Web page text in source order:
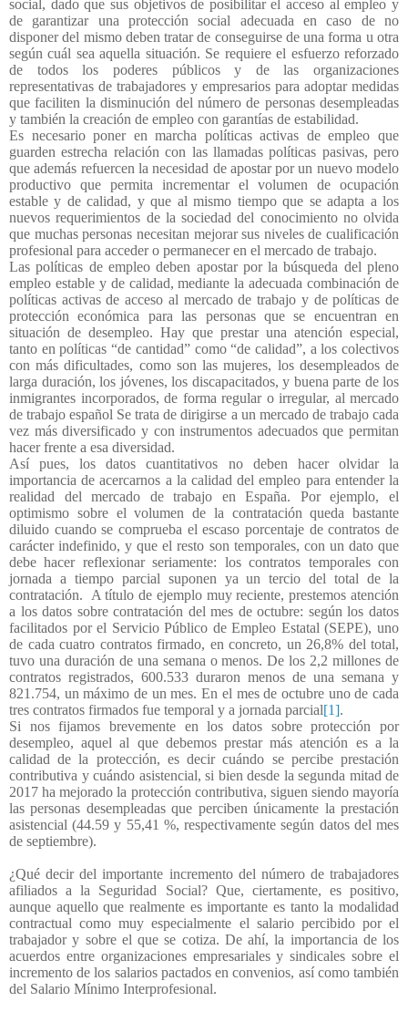
social, dado que sus objetivos de posibilitar el acceso al empleo y
de garantizar una protección social adecuada en caso de no
disponer del mismo deben tratar de conseguirse de una forma u otra
según cuál sea aquella situación. Se requiere el esfuerzo reforzado
de todos los poderes públicos y de las organizaciones
representativas de trabajadores y empresarios para adoptar medidas
que faciliten la disminución del número de personas desempleadas
y también la creación de empleo con garantías de estabilidad.
Es necesario poner en marcha políticas activas de empleo que
guarden estrecha relación con las llamadas políticas pasivas, pero
que además refuercen la necesidad de apostar por un nuevo modelo
productivo que permita incrementar el volumen de ocupación
estable y de calidad, y que al mismo tiempo que se adapta a los
nuevos requerimientos de la sociedad del conocimiento no olvida
que muchas personas necesitan mejorar sus niveles de cualificación
profesional para acceder o permanecer en el mercado de trabajo.
Las políticas de empleo deben apostar por la búsqueda del pleno
empleo estable y de calidad, mediante la adecuada combinación de
políticas activas de acceso al mercado de trabajo y de políticas de
protección económica para las personas que se encuentran en
situación de desempleo. Hay que prestar una atención especial,
tanto en políticas “de cantidad” como “de calidad”, a los colectivos
con más dificultades, como son las mujeres, los desempleados de
larga duración, los jóvenes, los discapacitados, y buena parte de los
inmigrantes incorporados, de forma regular o irregular, al mercado
de trabajo español Se trata de dirigirse a un mercado de trabajo cada
vez más diversificado y con instrumentos adecuados que permitan
hacer frente a esa diversidad.
Así pues, los datos cuantitativos no deben hacer olvidar la
importancia de acercarnos a la calidad del empleo para entender la
realidad del mercado de trabajo en España. Por ejemplo, el
optimismo sobre el volumen de la contratación queda bastante
diluido cuando se comprueba el escaso porcentaje de contratos de
carácter indefinido, y que el resto son temporales, con un dato que
debe hacer reflexionar seriamente: los contratos temporales con
jornada a tiempo parcial suponen ya un tercio del total de la
contratación.
A título de ejemplo muy reciente, prestemos atención
a los datos sobre contratación del mes de octubre: según los datos
facilitados por el Servicio Público de Empleo Estatal (SEPE), uno
de cada cuatro contratos firmado, en concreto, un 26,8% del total,
tuvo una duración de una semana o menos. De los 2,2 millones de
contratos registrados, 600.533 duraron menos de una semana y
821.754, un máximo de un mes. En el mes de octubre uno de cada
tres contratos firmados fue temporal y a jornada parcial[1].
Si nos fijamos brevemente en los datos sobre protección por
desempleo, aquel al que debemos prestar más atención es a la
calidad de la protección, es decir cuándo se percibe prestación
contributiva y cuándo asistencial, si bien desde la segunda mitad de
2017 ha mejorado la protección contributiva, siguen siendo mayoría
las personas desempleadas que perciben únicamente la prestación
asistencial (44.59 y 55,41 %, respectivamente según datos del mes
de septiembre).
¿Qué decir del importante incremento del número de trabajadores
afiliados a la Seguridad Social? Que, ciertamente, es positivo,
aunque aquello que realmente es importante es tanto la modalidad
contractual como muy especialmente el salario percibido por el
trabajador y sobre el que se cotiza. De ahí, la importancia de los
acuerdos entre organizaciones empresariales y sindicales sobre el
incremento de los salarios pactados en convenios, así como también
del Salario Mínimo Interprofesional.